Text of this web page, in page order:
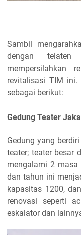
Sambil
dengan
mempersilahkan
revitalisasi TIM
sebagai berikut:
Gedung Teater
Gedung yang
teater; teater besar
mengalami 2
dan tahun ini
kapasitas 1200,
renovasi seperti
eskalator dan